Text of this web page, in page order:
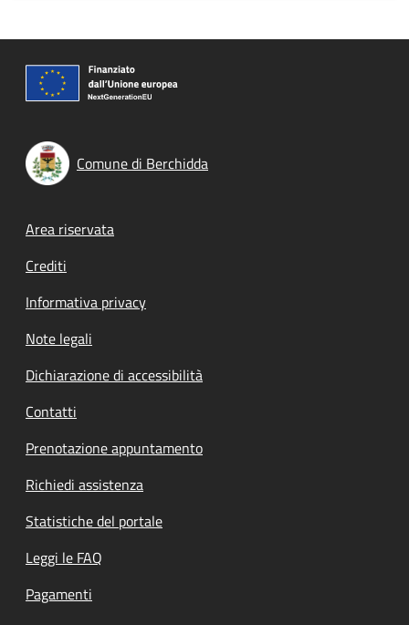
Comune di Berchidda
Footer menu
Area riservata
Crediti
Informativa privacy
Note legali
Dichiarazione di accessibilità
Contatti
Prenotazione appuntamento
Richiedi assistenza
Statistiche del portale
Leggi le FAQ
Pagamenti